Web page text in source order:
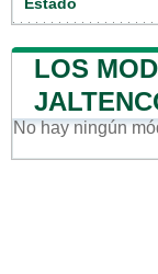
Estado
LOS
No hay ningún